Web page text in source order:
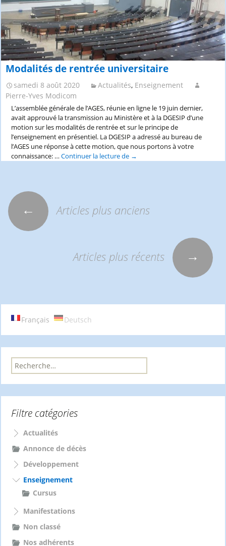
Modalités de rentrée universitaire
samedi 8 août 2020 Actualités, Enseignement
Pierre-Yves Modicom
L’assemblée générale de l’AGES, réunie en ligne le 19 juin dernier,
avait approuvé la transmission au Ministère et à la DGESIP d’une
motion sur les modalités de rentrée et sur le principe de
l’enseignement en présentiel. La DGESIP a adressé au bureau de
l’AGES une réponse à cette motion, que nous portons à votre
connaissance: …Continuer la lecture de Modalités
→
Navigation
← Articles plus anciens
Articles plus récents →
Français Deutsch
R
e
c
h
r
h
e
:
Filtre catégories
Actualités
Annonce de décès
Développement
Enseignement
Cursus
Manifestations
Non classé
Nos adhérents